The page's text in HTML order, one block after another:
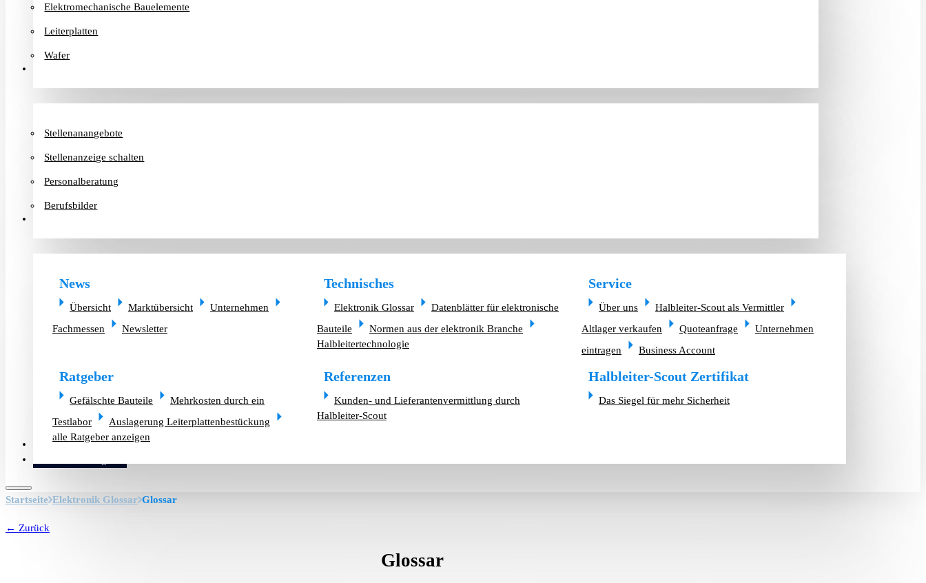
Elektromechanische Bauelemente
Leiterplatten
Wafer
Stellenanangebote
Stellenanzeige schalten
Personalberatung
Berufsbilder
News
Übersicht Marktübersicht
Unternehmen
Fachmessen
Newsletter
Technisches
Elektronik Glossar
Datenblätter für elektronische
Bauteile
Normen aus der elektronik Branche
Halbleitertechnologie
Service
Über uns
Halbleiter-Scout als Vermittler
Altlager verkaufen
Quoteanfrage
Unternehmen
eintragen
Business Account
Ratgeber
Gefälschte Bauteile
Mehrkosten durch ein
Testlabor
Auslagerung Leiterplattenbestückung
alle Ratgeber anzeigen
Referenzen
Kunden- und Lieferantenvermittlung durch
Halbleiter-Scout
Halbleiter-Scout Zertifikat
Das Siegel für mehr Sicherheit
Altlager verkaufen
Startseite Elektronik Glossar Glossar
← Zurück
Glossar